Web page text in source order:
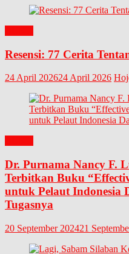
Resensi: 77 Cerita
24 April 202624 April 2026
Dr. Purnama Nancy F.
Terbitkan Buku
untuk Pelaut Indonesia
Tugasnya
20 September 202421